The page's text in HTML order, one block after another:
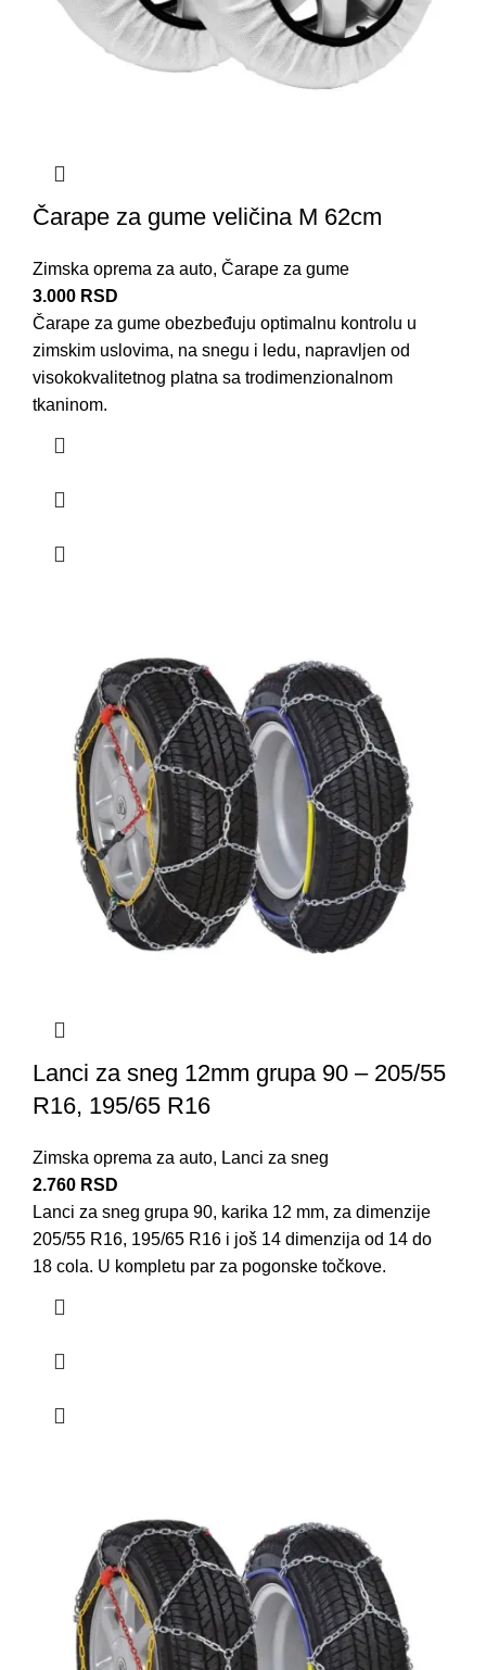
Čarape za gume veličina M 62cm
Zimska oprema za auto, Čarape za gume
3.000 RSD
Čarape za gume obezbeđuju optimalnu kontrolu u
zimskim uslovima, na snegu i ledu, napravljen od
visokokvalitetnog platna sa trodimenzionalnom
tkaninom.
Lanci za sneg 12mm grupa 90 – 205/55
R16, 195/65 R16
Zimska oprema za auto, Lanci za sneg
2.760 RSD
Lanci za sneg grupa 90, karika 12 mm, za dimenzije
205/55 R16, 195/65 R16 i još 14 dimenzija od 14 do
18 cola. U kompletu par za pogonske točkove.